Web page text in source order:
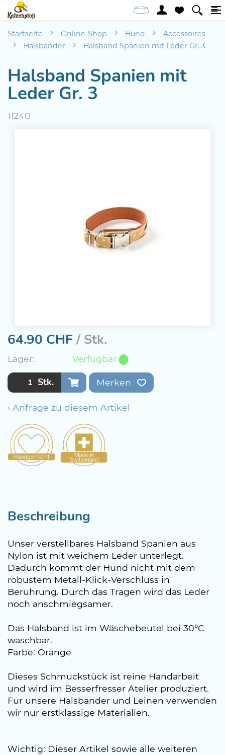
Startseite Online-Shop Hund
Accessoires
Halsbänder
Halsband Spanien mit Leder Gr. 3
Halsband Spanien mit
Leder Gr. 3
11240
64.90 CHF/ Stk.
Lager: Verfügbar
Stk. Merken
› Anfrage zu diesem Artikel
Beschreibung
Unser verstellbares Halsband Spanien aus
Nylon ist mit weichem Leder unterlegt.
Dadurch kommt der Hund nicht mit dem
robustem Metall-Klick-Verschluss in
Berührung. Durch das Tragen wird das Leder
noch anschmiegsamer.
Das Halsband ist im Wäschebeutel bei 30°C
waschbar.
Farbe: Orange
Dieses Schmuckstück ist reine Handarbeit
und wird im Besserfresser Atelier produziert.
Für unsere Halsbänder und Leinen verwenden
wir nur erstklassige Materialien.
Wichtig: Dieser Artikel sowie alle weiteren